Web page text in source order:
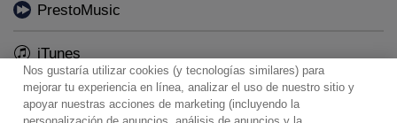
PrestoMusic
iTunes
Nos gustaría utilizar cookies (y tecnologías similares) para
mejorar tu experiencia en línea, analizar el uso de nuestro sitio y
apoyar nuestras acciones de marketing (incluyendo la